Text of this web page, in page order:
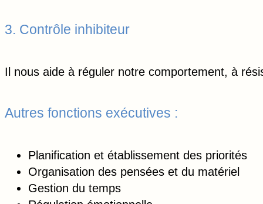
3. Contrôle inhibiteur
Il nous aide à réguler notre comportement, à
Autres fonctions exécutives :
Planification et établissement des priorités
Organisation des pensées et du matériel
Gestion du temps